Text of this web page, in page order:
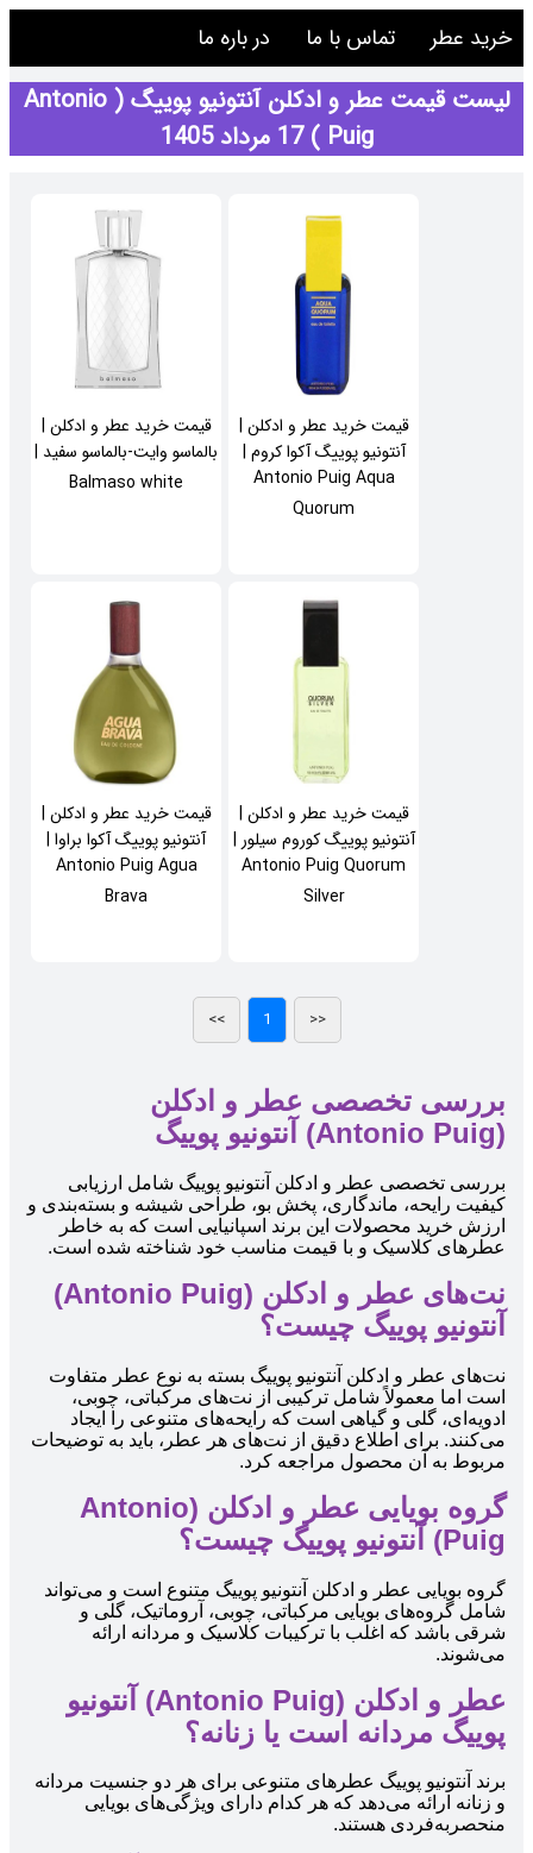
خرید عطر تماس با ما در باره ما
لیست قیمت عطر و ادکلن آنتونیو پوییگ ( Antonio
Puig ) 17 مرداد 1405
قیمت خرید عطر و ادکلن |
بالماسو وایت-بالماسو سفید |
Balmaso white
قیمت خرید عطر و ادکلن |
آنتونیو پوییگ آکوا کروم |
Antonio Puig Aqua
Quorum
قیمت خرید عطر و ادکلن |
آنتونیو پوییگ آکوا براوا |
Antonio Puig Agua
Brava
قیمت خرید عطر و ادکلن |
آنتونیو پوییگ کوروم سیلور |
Antonio Puig Quorum
Silver
بررسی تخصصی عطر و ادکلن
(Antonio Puig) آنتونیو پوییگ
بررسی تخصصی عطر و ادکلن آنتونیو پوییگ شامل ارزیابی
کیفیت رایحه، ماندگاری، پخش بو، طراحی شیشه و بسته‌بندی و
ارزش خرید محصولات این برند اسپانیایی است که به خاطر
عطرهای کلاسیک و با قیمت مناسب خود شناخته شده است.
نت‌های عطر و ادکلن (Antonio Puig)
آنتونیو پوییگ چیست؟
نت‌های عطر و ادکلن آنتونیو پوییگ بسته به نوع عطر متفاوت
است اما معمولاً شامل ترکیبی از نت‌های مرکباتی، چوبی،
ادویه‌ای، گلی و گیاهی است که رایحه‌های متنوعی را ایجاد
می‌کنند. برای اطلاع دقیق از نت‌های هر عطر، باید به توضیحات
مربوط به آن محصول مراجعه کرد.
گروه بویایی عطر و ادکلن (Antonio
Puig) آنتونیو پوییگ چیست؟
گروه بویایی عطر و ادکلن آنتونیو پوییگ متنوع است و می‌تواند
شامل گروه‌های بویایی مرکباتی، چوبی، آروماتیک، گلی و
شرقی باشد که اغلب با ترکیبات کلاسیک و مردانه ارائه
می‌شوند.
عطر و ادکلن (Antonio Puig) آنتونیو
پوییگ مردانه است یا زنانه؟
برند آنتونیو پوییگ عطرهای متنوعی برای هر دو جنسیت مردانه
و زنانه ارائه می‌دهد که هر کدام دارای ویژگی‌های بویایی
منحصربه‌فردی هستند.